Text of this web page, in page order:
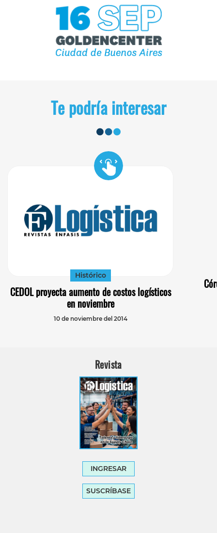
Te podría interesar
Histórico
CEDOL proyecta aumento de costos logísticos
en noviembre
10 de noviembre del 2014
Revista
INGRESAR
SUSCRÍBASE